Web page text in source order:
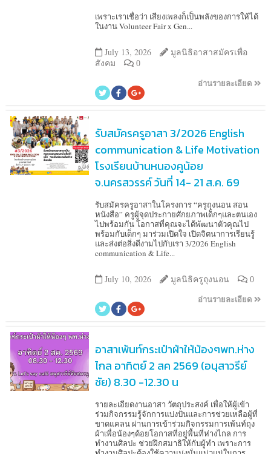
เพราะเราเชื่อว่า เสียงเพลงก็เป็นพลังของการให้ได้
ในงาน Volunteer Fair x Gen...
July 13, 2026
มูลนิธิอาสาสมัครเพื่อ
สังคม
0
อ่านรายละเอียด
รับสมัครครูอาสา 3/2026 English
communication & Life Motivation
โรงเรียนบ้านหนองคูน้อย
จ.นครสวรรค์ วันที่ 14- 21 ส.ค. 69
รับสมัครครูอาสาในโครงการ “ครูถุงนอน สอน
หนังสือ” ครูผู้จุดประกายศักยภาพเด็กๆและตนเอง
ไปพร้อมกัน โอกาสที่คุณจะได้พัฒนาตัวคุณไป
พร้อมกับเด็กๆ มาร่วมเปิดใจ เปิดจิตนาการเรียนรู้
และส่งต่อสิ่งดีงามไปกับเรา 3/2026 English
communication & Life...
July 10, 2026 มูลนิธิครูถุงนอน 0
อ่านรายละเอียด
อาสาเพ้นท์กระเป๋าผ้าให้น้องๆพท.ห่าง
ไกล อาทิตย์ 2 สค 2569 (อนุสาวรีย์
ชัย) 8.30 -12.30 น
รายละเอียดงานอาสา วัตถุประสงค์ เพื่อให้ผู้เข้า
ร่วมกิจกรรมรู้จักการแบ่งปันและการช่วยเหลือผู้ที่
ขาดแคลน ผ่านการเข้าร่วมกิจกรรมการเพ้นท์ถุง
ผ้าเพื่อน้องๆด้อยโอกาสที่อยู่พื้นที่ห่างไกล การ
ทำงานศิลปะ ช่วยฝึกสมาธิให้กับผู้ทำ เพราะการ